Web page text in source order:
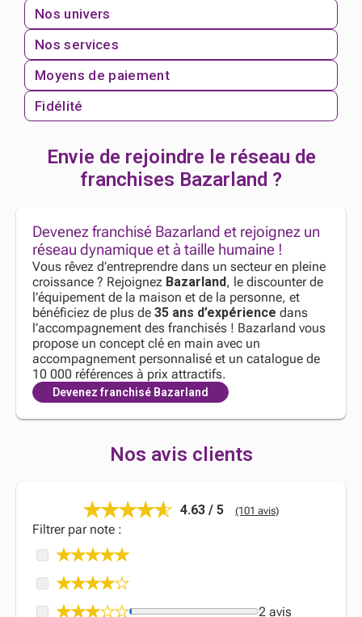
Nos univers
Nos services
Moyens de paiement
Fidélité
Envie de rejoindre le réseau de
franchises Bazarland ?
Devenez franchisé Bazarland et rejoignez un
réseau dynamique et à taille humaine !
Vous rêvez d’entreprendre dans un secteur en pleine
croissance ? Rejoignez Bazarland, le discounter de
l’équipement de la maison et de la personne, et
bénéficiez de plus de 35 ans d’expérience dans
l’accompagnement des franchisés ! Bazarland vous
propose un concept clé en main avec un
accompagnement personnalisé et un catalogue de
10 000 références à prix attractifs.
Devenez franchisé Bazarland
Nos avis clients
4.63 / 5 (101 avis)
Filtrer par note :
2 avis